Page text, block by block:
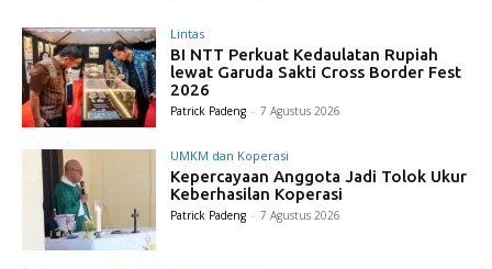
Lintas
BI NTT Perkuat Kedaulatan Rupiah
lewat Garuda Sakti Cross Border Fest
2026
Patrick Padeng - 7 Agustus 2026
UMKM dan Koperasi
Kepercayaan Anggota Jadi Tolok Ukur
Keberhasilan Koperasi
Patrick Padeng - 7 Agustus 2026